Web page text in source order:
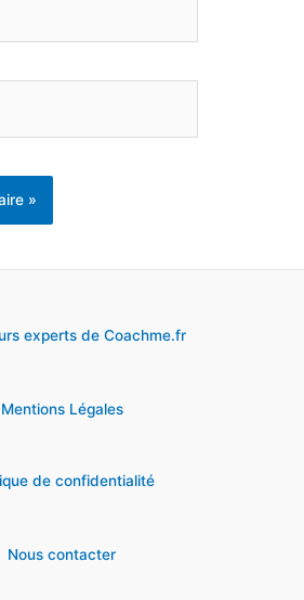
experts de Coachme.fr
Mentions Légales
de confidentialité
Nous contacter